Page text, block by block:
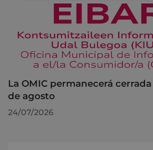
La OMIC permanecerá
de agosto
24/07/2026